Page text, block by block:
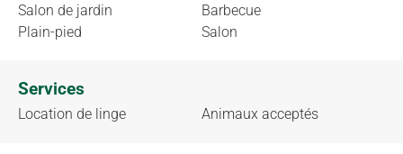
Salon de jardin
Plain-pied
Barbecue
Salon
Services
Location de linge Animaux acceptés